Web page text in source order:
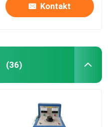
Kontakt
(36)